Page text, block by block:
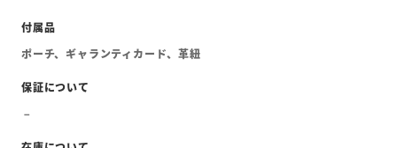
ポーチ、ギャランティカード、革紐